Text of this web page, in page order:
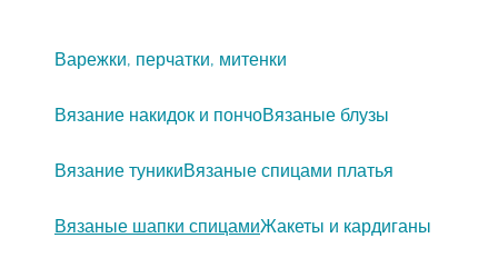
Варежки, перчатки, митенки
Вязание накидок и пончоВязаные блузы
Вязание туникиВязаные спицами платья
Вязаные шапки спицамиЖакеты и кардиганы